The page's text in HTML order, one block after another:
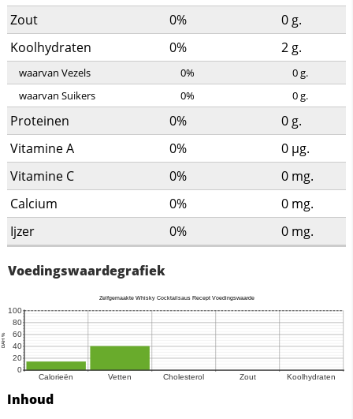
Zout
0% 0 g.
Koolhydraten
0% 2 g.
waarvan Vezels 0% 0g.
waarvan Suikers
0% 0g.
Proteinen 0% 0 g.
Vitamine A
0% 0 µg.
Vitamine C
0% 0 mg.
Calcium
0% 0 mg.
Ijzer
0% 0 mg.
Voedingswaardegrafiek
Inhoud